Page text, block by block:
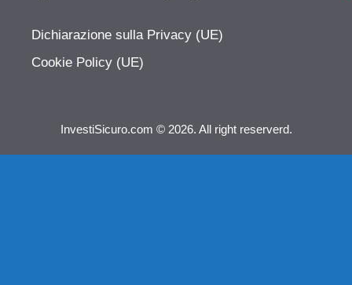
Dichiarazione sulla Privacy (UE)
Cookie Policy (UE)
InvestiSicuro.com © 2026. All right reserverd.